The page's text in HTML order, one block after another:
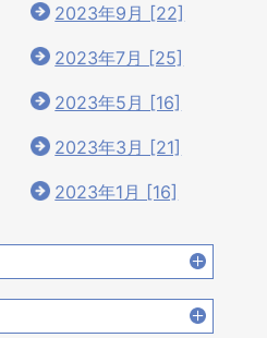
2023年9月 [22]
2023年7月 [25]
2023年5月 [16]
2023年3月 [21]
2023年1月 [16]
2022年11月 [15]